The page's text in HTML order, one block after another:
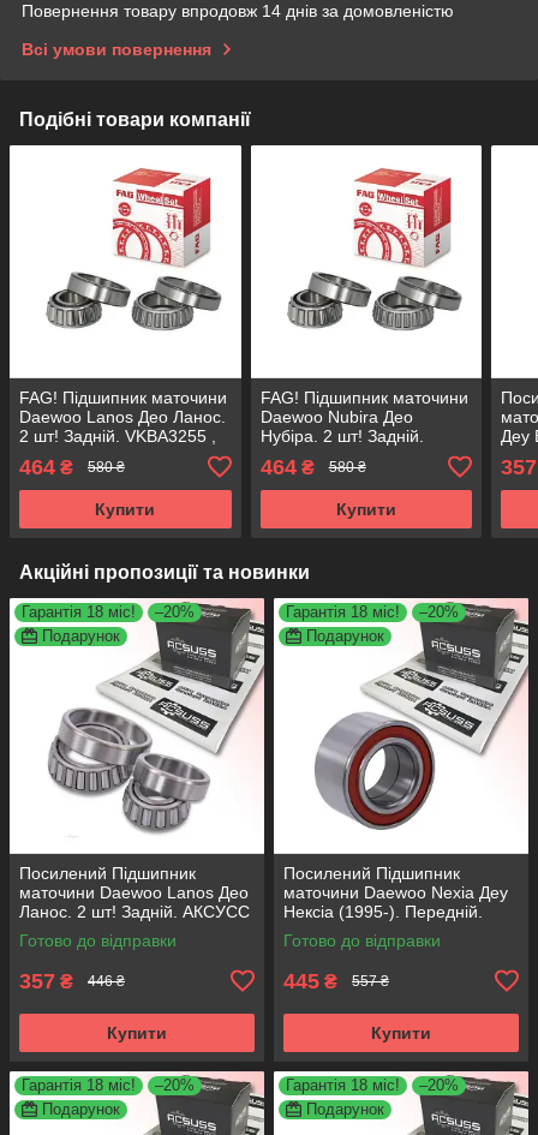
Повернення товару впродовж 14 днів за домовленістю
Всі умови повернення
Подібні товари компанії
FAG! Підшипник маточини
Daewoo Lanos Део Ланос.
2 шт! Задній. VKBA3255 ,
Німеччина!
464 ₴ 580 ₴
Купити
FAG! Підшипник маточини
Daewoo Nubira Део
Нубіра. 2 шт! Задній.
713644510 Німеччина!
464₴ 580 ₴
Купити
Деу
,357
Акційні пропозиції та новинки
Гарантія 18 міс!
–20%
Подарунок
Посилений Підшипник
маточини Daewoo Lanos Део
Ланос. 2 шт! Задній. АКСУСС
Корея! VKBA3255 , R153.07 ,
713644510
Готово до відправки
357 ₴ 446 ₴
Купити
Гарантія 18 міс!
–20%
Подарунок
Посилений Підшипник
маточини Daewoo Nexia Деу
Нексіа (1995-). Передній.
АКСУСС Корея! VKBA3256 ,
R153.14 , 713644160
Готово до відправки
445 ₴ 557 ₴
Купити
Гарантія 18 міс!
–20%
Подарунок
Гарантія 18 міс!
–20%
Подарунок